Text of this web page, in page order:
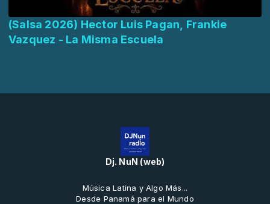
(Salsa 2026) Hector Luis Pagan, Frankie
Vazquez - La Misma Escuela
Dj. NuN (web)
Música Latina y Algo Más...
Desde Panamá para el Mundo